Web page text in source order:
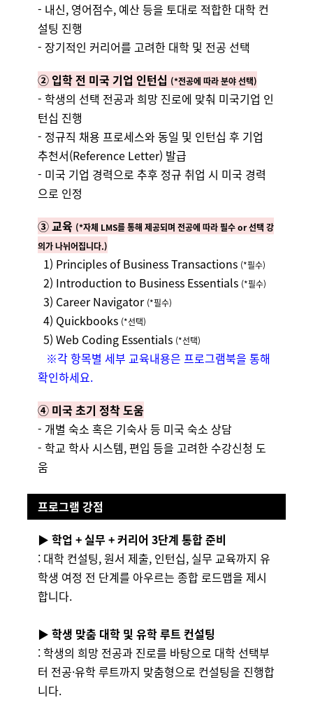
- 내신, 영어점수, 예산 등을 토대로 적합한 대학 컨
설팅 진행
- 장기적인 커리어를 고려한 대학 및 전공 선택
② 입학 전 미국 기업 인턴십 (*전공에 따라 분야 선택)
- 학생의 선택 전공과 희망 진로에 맞춰 미국기업 인
턴십 진행
- 정규직 채용 프로세스와 동일 및 인턴십 후 기업
추천서(Reference Letter) 발급
- 미국 기업 경력으로 추후 정규 취업 시 미국 경력
으로 인정
③ 교육 (*자체 LMS를 통해 제공되며 전공에 따라 필수 or 선택 강
의가 나뉘어집니다.)
1) Principles of Business Transactions (*필수)
2) Introduction to Business Essentials (*필수)
3) Career Navigator (*필수)
4) Quickbooks (*선택)
5) Web Coding Essentials (*선택)
※각 항목별 세부 교육내용은 프로그램북을 통해
확인하세요.
④ 미국 초기 정착 도움
- 개별 숙소 혹은 기숙사 등 미국 숙소 상담
- 학교 학사 시스템, 편입 등을 고려한 수강신청 도
움
프로그램 강점
▶ 학업 + 실무 + 커리어 3단계 통합 준비
: 대학 컨설팅, 원서 제출, 인턴십, 실무 교육까지 유
학생 여정 전 단계를 아우르는 종합 로드맵을 제시
합니다.
▶ 학생 맞춤 대학 및 유학 루트 컨설팅
: 학생의 희망 전공과 진로를 바탕으로 대학 선택부
터 전공·유학 루트까지 맞춤형으로 컨설팅을 진행합
니다.